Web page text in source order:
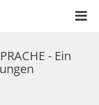
- Ein